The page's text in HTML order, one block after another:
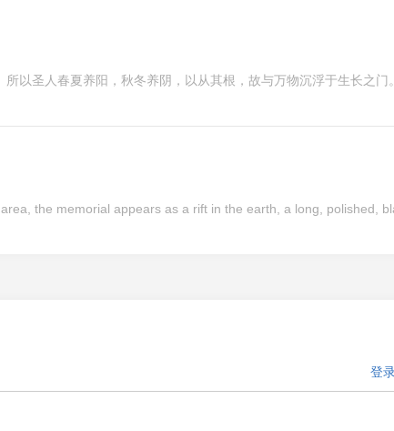
以圣人春夏养阳，秋冬养阴，以从其根，故与万物沉浮于生长之门
the memorial appears as a rift in the earth, a long, polished,
登